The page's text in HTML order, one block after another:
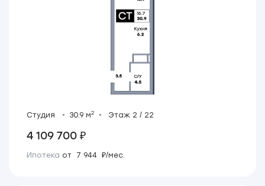
Студия 30.9 м2 Этаж 2 / 22
4 109 700 ₽
Ипотека от 7 944 ₽/мес.